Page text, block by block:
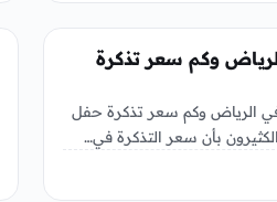
وكم سعر تذكرة
الرياض وكم سعر تذكرة حفل
بأن سعر التذكرة في…